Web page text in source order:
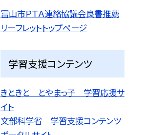
富山市ＰＴＡ連絡協議会良書推薦
リーフレットトップページ
学習支援コンテンツ
きときと とやまっ子 学習応援サ
イト
文部科学省 学習支援コンテンツ